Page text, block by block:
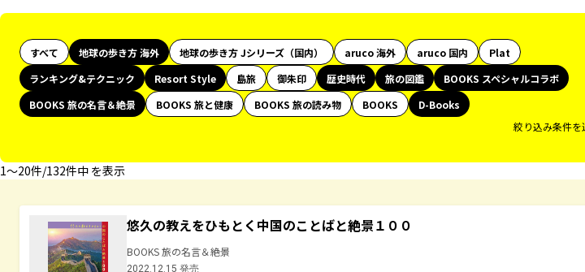
すべて 地球の歩き方 海外 地球の歩き方 Jシリーズ（国内） aruco 海外 aruco 国内
Plat
ランキング&テクニック
Resort Style 島旅 御朱印 歴史時代 旅の図鑑
BOOKS スペシャルコラボ
BOOKS 旅の名言＆絶景
BOOKS 旅と健康 BOOKS 旅の読み物 BOOKS
D-Books
絞り込み条件を
1〜20件/132件中 を表示
悠久の教えをひもとく中国のことばと絶景１００
BOOKS 旅の名言＆絶景
2022.12.15 発売